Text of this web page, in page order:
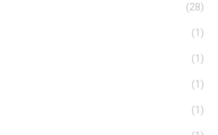
(28)
(1)
(1)
(1)
(1)